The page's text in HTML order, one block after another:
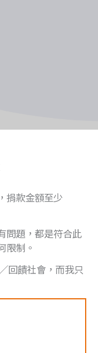
捐款金額至少
問題，都是符合此
限制。
回饋社會，而我只